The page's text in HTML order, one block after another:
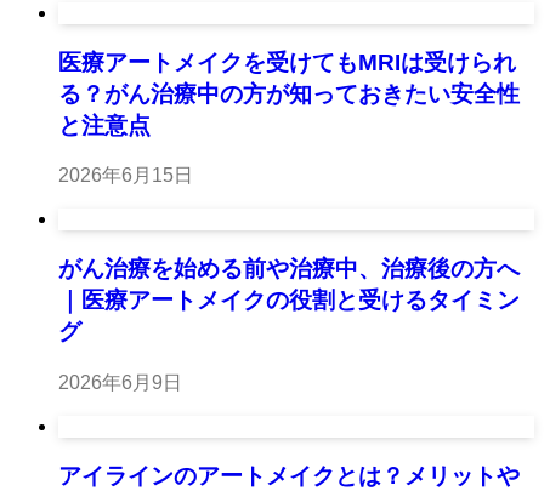
医療アートメイクを受けてもMRIは受けられ
る？がん治療中の方が知っておきたい安全性
と注意点
2026年6月15日
がん治療を始める前や治療中、治療後の方へ
｜医療アートメイクの役割と受けるタイミン
グ
2026年6月9日
アイラインのアートメイクとは？メリットや